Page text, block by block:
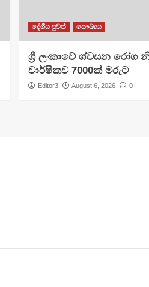
දේශීය පුවත් සෞඛ්‍යය
ශ්‍රී ලංකාවේ ශ්වසන රෝග
වාර්ෂිකව 7000ක් මරුට
Editor3 August 6, 2026 0